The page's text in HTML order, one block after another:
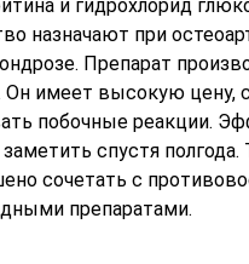
и гидрохлорид
назначают при
Препарат
Он имеет высокую цену,
побочные реакции.
спустя полгода.
сочетать с
препаратами.